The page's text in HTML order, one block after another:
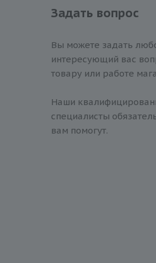
Задать вопрос
Вы можете задать
интересующий вас
товару или работе
Наши
специалисты
вам помогут.